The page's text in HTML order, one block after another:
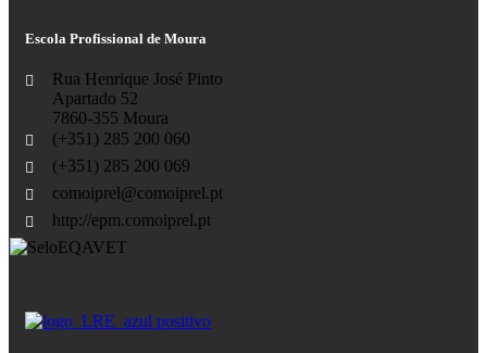
Escola Profissional de Moura
Rua Henrique José Pinto
Apartado 52
7860-355 Moura
(+351) 285 200 060
(+351) 285 200 069
comoiprel@comoiprel.pt
http://epm.comoiprel.pt